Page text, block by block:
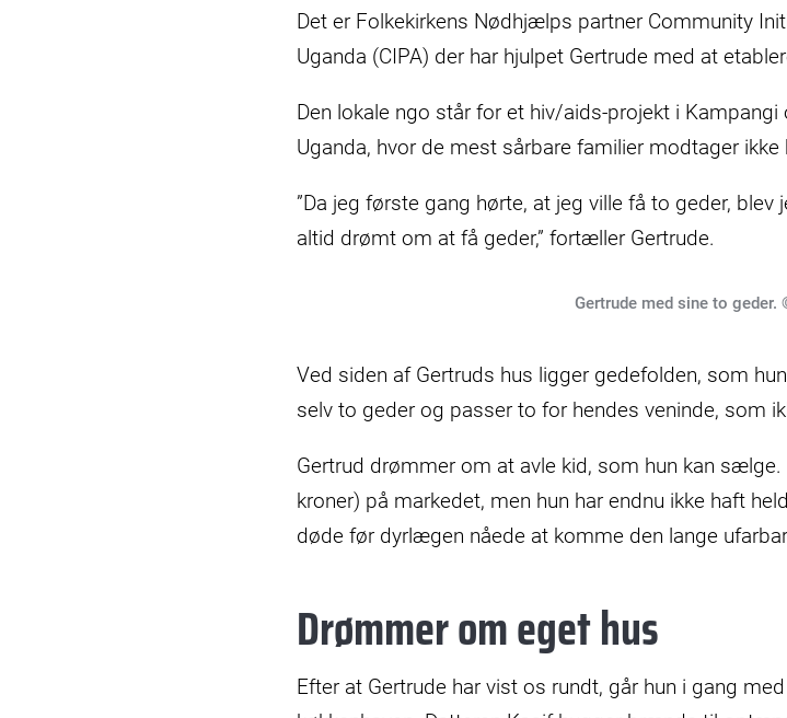
Det er Folkekirkens Nødhjælps partner Community
Uganda (CIPA) der har hjulpet Gertrude med at
Den lokale ngo står for et hiv/aids-projekt i
Uganda, hvor de mest sårbare familier modtager ikke
”Da jeg første gang hørte, at jeg ville få to geder,
altid drømt om at få geder,” fortæller Gertrude.
Gertrude med sine to geder.
Ved siden af Gertruds hus ligger gedefolden, som
selv to geder og passer to for hendes veninde, som
Gertrud drømmer om at avle kid, som hun kan
kroner) på markedet, men hun har endnu ikke haft
døde før dyrlægen nåede at komme den lange
Drømmer om eget hus
Efter at Gertrude har vist os rundt, går hun i gang